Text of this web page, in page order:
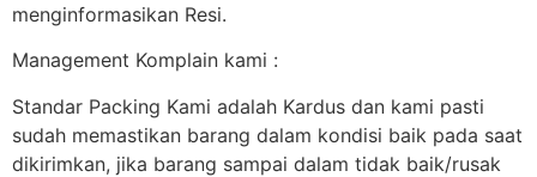
menginformasikan Resi.
Management Komplain kami :
Standar Packing Kami adalah Kardus dan kami pasti
sudah memastikan barang dalam kondisi baik pada saat
dikirimkan, jika barang sampai dalam tidak baik/rusak